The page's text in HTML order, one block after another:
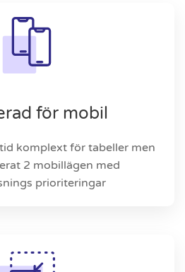
för mobil
komplext för tabeller men
2 mobillägen med
prioriteringar